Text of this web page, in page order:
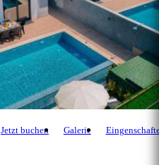
Jetzt buchen Galerie